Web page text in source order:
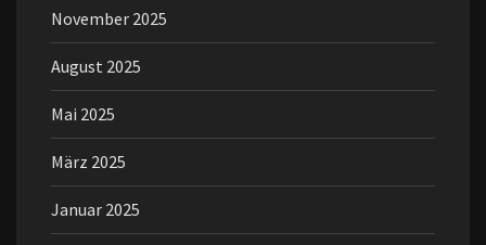
November 2025
August 2025
Mai 2025
März 2025
Januar 2025